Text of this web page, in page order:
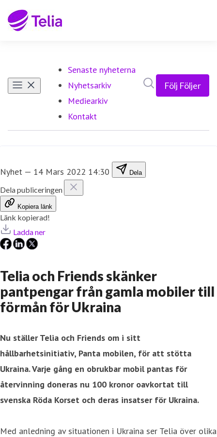
Senaste nyheterna
Nyhetsarkiv
Mediearkiv
Kontakt
Följ Följer
Nyhet — 14 Mars 2022 14:30 Dela
Dela publiceringen
Kopiera länk
Länk kopierad!
Ladda ner
Telia och Friends skänker
pantpengar från gamla mobiler till
förmån för Ukraina
Nu ställer Telia och Friends om i sitt
hållbarhetsinitiativ, Panta mobilen, för att stötta
Ukraina. Varje gång en obrukbar mobil pantas för
återvinning doneras nu 100 kronor oavkortat till
svenska Röda Korset och deras insatser för Ukraina.
Med anledning av situationen i Ukraina ser Telia över olika